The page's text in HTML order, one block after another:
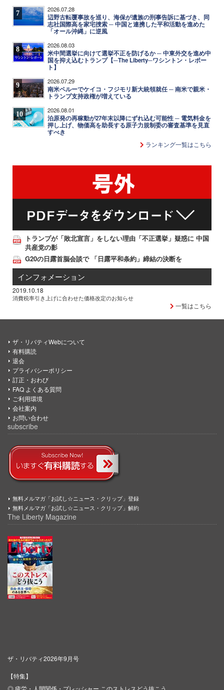
7 2026.07.28
辺野古転覆事故を巡り、海保が遺族の刑事告訴に基づき、同
志社国際高を家宅捜索 ─ 中国と連携した平和活動を進めた
「オール沖縄」に逆風
8 2026.08.03
米中間選挙に向けて選挙不正を防げるか ─ 中東外交を進め中
国を抑え込むトランプ【─The Liberty─ワシントン・レポー
ト】
9 2026.07.29
南米ペルーでケイコ・フジモリ新大統領就任 ─ 南米で親米・
トランプ支持政権が増えている
10 2026.08.01
泊原発の再稼動が27年末以降にずれ込む可能性 ─ 電気料金を
押し上げ、物価高を助長する原子力規制委の審査基準を見直
すべき
ランキング一覧はこちら
トランプが「敗北宣言」をしない理由「不正選挙」疑惑に 中国
共産党の影
G20の日露首脳会談で 「日露平和条約」締結の決断を
インフォメーション
2019.10.18
消費税率引き上げに合わせた価格改定のお知らせ
一覧はこちら
ザ・リバティWebについて
有料購読
退会
プライバシーポリシー
訂正・おわび
FAQ よくある質問
ご利用環境
会社案内
お問い合わせ
subscribe
無料メルマガ「お試し☆ニュース・クリップ」登録
無料メルマガ「お試し☆ニュース・クリップ」解約
The Liberty Magazine
ザ・リバティ2026年9月号
【特集】
◎ 疲労・人間関係・プレッシャー このストレスどう抜こう